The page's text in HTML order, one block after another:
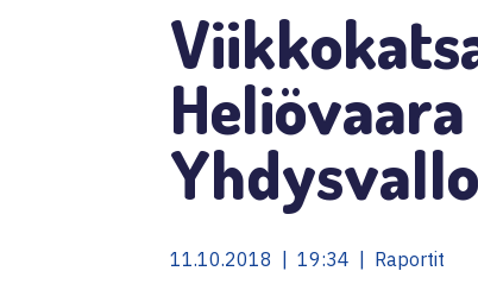
11.10.2018 | 19:34 | Raportit